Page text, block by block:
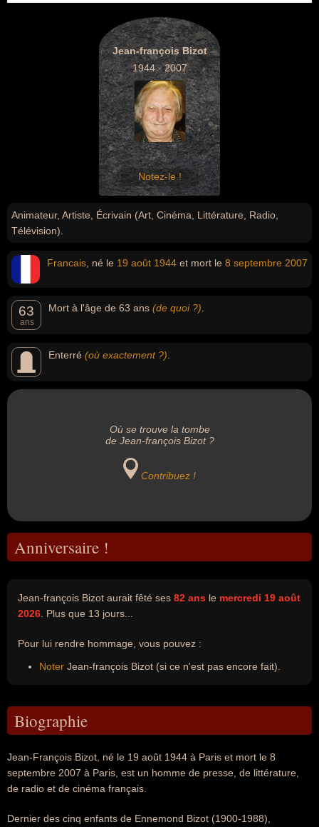
Jean-françois Bizot
1944 - 2007
Notez-le !
Animateur, Artiste, Écrivain (Art, Cinéma, Littérature, Radio,
Télévision).
Francais , né le 19 août 1944 et mort le 8 septembre 2007
63
ans
Mort à l'âge de 63 ans (de quoi ?)
Enterré (où exactement ?)
Où se trouve la tombe
de Jean-françois Bizot ?
Contribuez !
Anniversaire !
Jean-françois Bizot aurait fêté ses 82 ans le mercredi 19 août
2026 . Plus que 13 jours...
Pour lui rendre hommage, vous pouvez :
Noter Jean-françois Bizot (si ce n'est pas encore fait).
Biographie
Jean-François Bizot, né le 19 août 1944 à Paris et mort le 8
septembre 2007 à Paris, est un homme de presse, de littérature,
de radio et de cinéma français.
Dernier des cinq enfants de Ennemond Bizot (1900-1988),